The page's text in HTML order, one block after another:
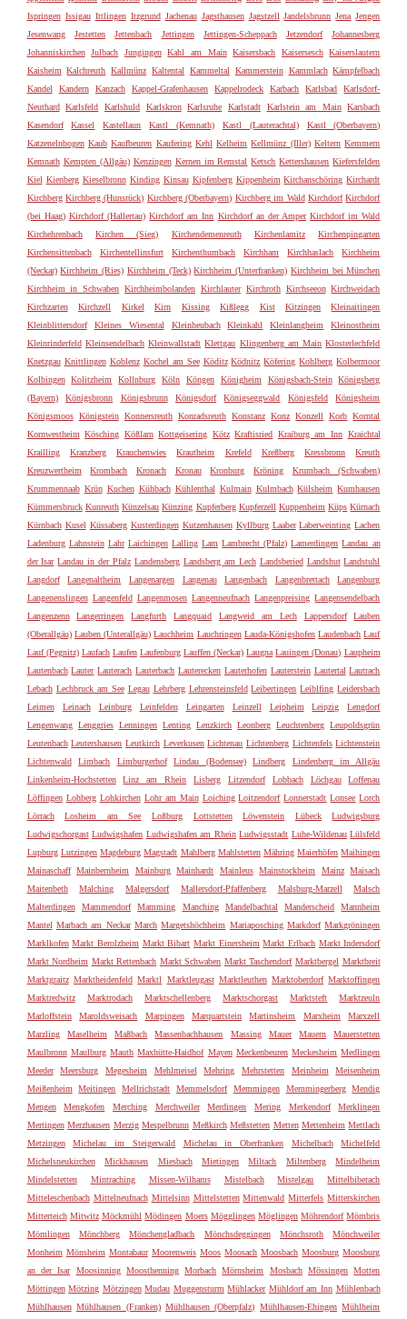
Ispringen Issigau Ittlingen Itzgrund Jachenau Jagsthausen Jagstzell Jandelsbrunn Jena Jengen
Jesenwang
Jestetten Jettenbach Jettingen Jettingen-Scheppach Jetzendorf
Johannesberg
Johanniskirchen
Julbach Jungingen Kahl am Main Kaisersbach Kaisersesch
Kaiserslautern
Kaisheim Kalchreuth Kallmünz Kaltental Kammeltal Kammerstein Kammlach Kämpfelbach
Kandel
Kandern Kanzach Kappel-Grafenhausen Kappelrodeck Karbach Karlsbad
Karlsdorf-
Neuthard
Karlsfeld Karlshuld Karlskron Karlsruhe Karlstadt Karlstein am Main
Karsbach
Kasendorf
Kassel Kastellaun Kastl (Kemnath) Kastl (Lauterachtal)
Kastl (Oberbayern)
Katzenelnbogen Kaub Kaufbeuren Kaufering Kehl Kelheim Kellmünz (Iller) Keltern Kemmern
Kemnath Kempten (Allgäu) Kenzingen Kernen im Remstal Ketsch Kettershausen Kiefersfelden
Kiel Kienberg Kieselbronn Kinding Kinsau Kipfenberg Kippenheim Kirchanschöring Kirchardt
Kirchberg Kirchberg (Hunsrück) Kirchberg (Oberbayern) Kirchberg im Wald Kirchdorf Kirchdorf
(bei Haag) Kirchdorf (Hallertau) Kirchdorf am Inn Kirchdorf an der Amper Kirchdorf im Wald
Kirchehrenbach
Kirchen (Sieg) Kirchendemenreuth Kirchenlamitz
Kirchenpingarten
Kirchensittenbach
Kirchentellinsfurt Kirchenthumbach Kirchham Kirchhaslach
Kirchheim
(Neckar) Kirchheim (Ries) Kirchheim (Teck) Kirchheim (Unterfranken) Kirchheim bei München
Kirchheim in Schwaben Kirchheimbolanden Kirchlauter Kirchroth Kirchseeon Kirchweidach
Kirchzarten
Kirchzell Kirkel Kirn Kissing Kißlegg Kist Kitzingen
Kleinaitingen
Kleinblittersdorf
Kleines Wiesental Kleinheubach Kleinkahl Kleinlangheim
Kleinostheim
Kleinrinderfeld Kleinsendelbach Kleinwallstadt Klettgau Klingenberg am Main Klosterlechfeld
Knetzgau Knittlingen Koblenz Kochel am See Köditz Ködnitz Köfering Kohlberg Kolbermoor
Kolbingen
Kolitzheim Kollnburg Köln Köngen Königheim Königsbach-Stein
Königsberg
(Bayern)
Königsbronn Königsbrunn Königsdorf Königseggwald Königsfeld
Königsheim
Königsmoos Königstein Konnersreuth Konradsreuth Konstanz Konz Konzell Korb Korntal
Kornwestheim Kösching Kößlarn Kottgeisering Kötz Kraftisried Kraiburg am Inn Kraichtal
Krailling
Kranzberg Krauchenwies Krautheim Krefeld Kreßberg Kressbronn
Kreuth
Kreuzwertheim
Krombach Kronach Kronau Kronburg Kröning
Krumbach (Schwaben)
Krummennaab Krün Kuchen Kühbach Kühlenthal Kulmain Kulmbach Külsheim Kumhausen
Kümmersbruck Kunreuth Künzelsau Künzing Kupferberg Kupferzell Kuppenheim Küps Kürnach
Kürnbach Kusel Küssaberg Kusterdingen Kutzenhausen Kyllburg Laaber Laberweinting Lachen
Ladenburg Lahnstein Lahr Laichingen Lalling Lam Lambrecht (Pfalz) Lamerdingen Landau an
der Isar Landau in der Pfalz Landensberg Landsberg am Lech Landsberied Landshut Landstuhl
Langdorf
Langenaltheim Langenargen Langenau Langenbach Langenbrettach
Langenburg
Langenenslingen Langenfeld Langenmosen Langenneufnach Langenpreising Langensendelbach
Langenzenn
Langerringen Langfurth Langquaid Langweid am Lech Lappersdorf
Lauben
(Oberallgäu) Lauben (Unterallgäu) Lauchheim Lauchringen Lauda-Königshofen Laudenbach Lauf
Lauf (Pegnitz) Laufach Laufen Laufenburg Lauffen (Neckar) Laugna Lauingen (Donau) Laupheim
Lautenbach Lauter Lauterach Lauterbach Lauterecken Lauterhofen Lauterstein Lautertal Lautrach
Lebach Lechbruck am See Legau Lehrberg Lehrensteinsfeld Leibertingen Leiblfing Leidersbach
Leimen
Leinach Leinburg Leinfelden Leingarten Leinzell Leipheim Leipzig
Lengdorf
Lengenwang Lenggries Lenningen Lenting Lenzkirch Leonberg Leuchtenberg Leupoldsgrün
Leutenbach Leutershausen Leutkirch Leverkusen Lichtenau Lichtenberg Lichtenfels Lichtenstein
Lichtenwald
Limbach Limburgerhof Lindau (Bodensee) Lindberg
Lindenberg im Allgäu
Linkenheim-Hochstetten
Linz am Rhein Lisberg Litzendorf Lobbach Löchgau
Loffenau
Löffingen Lohberg Lohkirchen Lohr am Main Loiching Loitzendorf Lonnerstadt Lonsee Lorch
Lörrach
Losheim am See Loßburg Lottstetten Löwenstein Lübeck
Ludwigsburg
Ludwigschorgast Ludwigshafen Ludwigshafen am Rhein Ludwigsstadt Luhe-Wildenau Lülsfeld
Lupburg Lutzingen Magdeburg Magstadt Mahlberg Mahlstetten Mähring Maierhöfen Maihingen
Mainaschaff Mainbernheim Mainburg Mainhardt Mainleus Mainstockheim Mainz Maisach
Maitenbeth
Malching Malgersdorf Mallersdorf-Pfaffenberg Malsburg-Marzell
Malsch
Malterdingen
Mammendorf Mamming Manching Mandelbachtal Manderscheid
Mannheim
Mantel Marbach am Neckar March Margetshöchheim Mariaposching Markdorf Markgröningen
Marklkofen Markt Berolzheim Markt Bibart Markt Einersheim Markt Erlbach Markt Indersdorf
Markt Nordheim Markt Rettenbach Markt Schwaben Markt Taschendorf Marktbergel Marktbreit
Marktgraitz Marktheidenfeld Marktl Marktleugast Marktleuthen Marktoberdorf Marktoffingen
Marktredwitz
Marktrodach Marktschellenberg Marktschorgast Marktsteft
Marktzeuln
Marloffstein
Maroldsweisach Marpingen Marquartstein Martinsheim Marxheim
Marxzell
Marzling
Maselheim Maßbach Massenbachhausen Massing Mauer Mauern
Mauerstetten
Maulbronn Maulburg Mauth Maxhütte-Haidhof Mayen Meckenbeuren Meckesheim Medlingen
Meeder
Meersburg Megesheim Mehlmeisel Mehring Mehrstetten Meinheim
Meisenheim
Meißenheim
Meitingen Mellrichstadt Memmelsdorf Memmingen Memmingerberg
Mendig
Mengen
Mengkofen Merching Merchweiler Merdingen Mering Merkendorf
Merklingen
Mertingen Merzhausen Merzig Mespelbrunn Meßkirch Meßstetten Metten Mettenheim Mettlach
Metzingen
Michelau im Steigerwald Michelau in Oberfranken Michelbach
Michelfeld
Michelsneukirchen
Mickhausen Miesbach Mietingen Miltach Miltenberg
Mindelheim
Mindelstetten
Mintraching Missen-Wilhams Mistelbach Mistelgau
Mittelbiberach
Mitteleschenbach Mittelneufnach Mittelsinn Mittelstetten Mittenwald Mitterfels Mitterskirchen
Mitterteich Mitwitz Möckmühl Mödingen Moers Mögglingen Möglingen Möhrendorf Mömbris
Mömlingen
Mönchberg Mönchengladbach Mönchsdeggingen Mönchsroth
Mönchweiler
Monheim Mönsheim Montabaur Moorenweis Moos Moosach Moosbach Moosburg Moosburg
an der Isar
Moosinning Moosthenning Morbach Mörnsheim Mosbach Mössingen Motten
Möttingen Mötzing Mötzingen Mudau Muggensturm Mühlacker Mühldorf am Inn Mühlenbach
Mühlhausen Mühlhausen (Franken) Mühlhausen (Oberpfalz) Mühlhausen-Ehingen Mühlheim